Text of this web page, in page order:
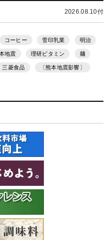
2026.08.10付
コーヒー 雪印乳業 明治
地震 理研ビタミン 麺
三菱食品 〔熊本地震影響〕